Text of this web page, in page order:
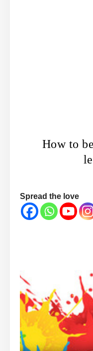
How to
Spread the love
How